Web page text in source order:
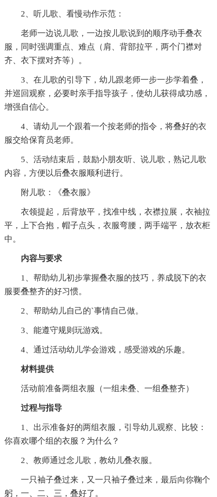
2、听儿歌、看慢动作示范：
老师一边说儿歌，一边按儿歌说到的顺序动手叠衣
服，同时强调重点、难点（肩、背部拉平，两个门襟对
齐、衣下摆对齐等）。
3、在儿歌的引导下，幼儿跟老师一步一步学着叠，
并巡回观察，必要时亲手指导孩子，使幼儿获得成功感，
增强自信心。
4、请幼儿一个跟着一个按老师的指令，将叠好的衣
服交给保育员老师。
5、活动结束后，鼓励小朋友听、说儿歌，熟记儿歌
内容，方便以后叠衣服顺利进行。
附儿歌：《叠衣服》
衣领提起，后背放平，找准中线，衣襟拉展，衣袖拉
平，上下合抱，帽子点头，衣服弯腰，两手端平，放衣柜
中。
内容与要求
1、帮助幼儿初步掌握叠衣服的技巧，养成脱下的衣
服要叠整齐的好习惯。
2、帮助幼儿自己的`事情自己做。
3、能遵守规则玩游戏。
4、通过活动幼儿学会游戏，感受游戏的乐趣。
材料提供
活动前准备两组衣服（一组未叠、一组叠整齐）
过程与指导
1、出示准备好的两组衣服，引导幼儿观察、比较：
你喜欢哪个组的衣服？为什么？
2、教师通过念儿歌，教幼儿叠衣服。
一只袖子叠过来，又一只袖子叠过来，最后向你鞠个
躬，一、二、三，叠好了。